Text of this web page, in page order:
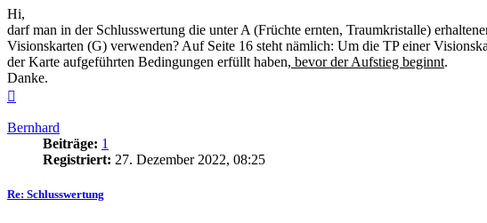
Hi,
darf man in der Schlusswertung die unter A (Früchte ernten, Traumkristalle)
Visionskarten (G) verwenden? Auf Seite 16 steht nämlich: Um die TP einer
der Karte aufgeführten Bedingungen erfüllt haben, bevor der Aufstieg beginnt.
Danke.
Bernhard
Beiträge: 1
Registriert: 27. Dezember 2022, 08:25
Re: Schlusswertung